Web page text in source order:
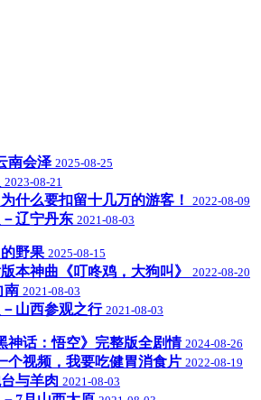
南会泽 2025-08-25
2023-08-21
什么要扣留十几万的游客！ 2022-08-09
辽宁丹东 2021-08-03
野果 2025-08-15
本神曲《叮咚鸡，大狗叫》 2022-08-20
南 2021-08-03
山西参观之行 2021-08-03
神话：悟空》完整版全剧情 2024-08-26
个视频，我要吃健胃消食片 2022-08-19
与羊肉 2021-08-03